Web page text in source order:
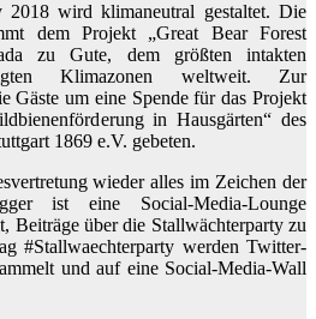
2018 wird klimaneutral gestaltet. Die
dem Projekt „Great Bear Forest
zu Gute, dem größten intakten
Klimazonen weltweit. Zur
Gäste um eine Spende für das Projekt
in Hausgärten“ des
1869 e.V. gebeten.
wieder alles im Zeichen der
ist eine Social-Media-Lounge
Beiträge über die Stallwächterparty zu
#Stallwaechterparty werden Twitter-
und auf eine Social-Media-Wall